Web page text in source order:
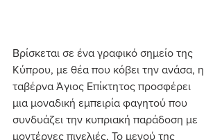
Βρίσκεται σε ένα γραφικό σημείο της
Κύπρου, με θέα που κόβει την ανάσα, η
ταβέρνα Άγιος Επίκτητος προσφέρει
μια μοναδική εμπειρία φαγητού που
συνδυάζει την κυπριακή παράδοση με
μοντέρνες πινελιές. Το μενού της